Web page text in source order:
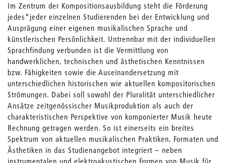
Im Zentrum der Kompositionsausbildung steht die Förderung
jedes*jeder einzelnen Studierenden bei der Entwicklung und
Ausprägung einer eigenen musikalischen Sprache und
künstlerischen Persönlichkeit. Untrennbar mit der individuellen
Sprachfindung verbunden ist die Vermittlung von
handwerklichen, technischen und ästhetischen Kenntnissen
bzw. Fähigkeiten sowie die Auseinandersetzung mit
unterschiedlichen historischen wie aktuellen kompositorischen
Strömungen. Dabei soll sowohl der Pluralität unterschiedlicher
Ansätze zeitgenössischer Musikproduktion als auch der
charakteristischen Perspektive von komponierter Musik heute
Rechnung getragen werden. So ist einerseits ein breites
Spektrum von aktuellen musikalischen Praktiken, Formaten und
Ästhetiken in das Studienangebot integriert – neben